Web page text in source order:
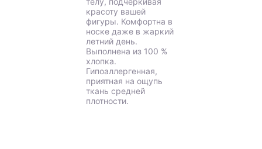
красоту вашей
фигуры. Комфортна в
носке даже в жаркий
летний день.
Выполнена из 100 %
хлопка.
Гипоаллергенная,
приятная на ощупь
ткань средней
плотности.